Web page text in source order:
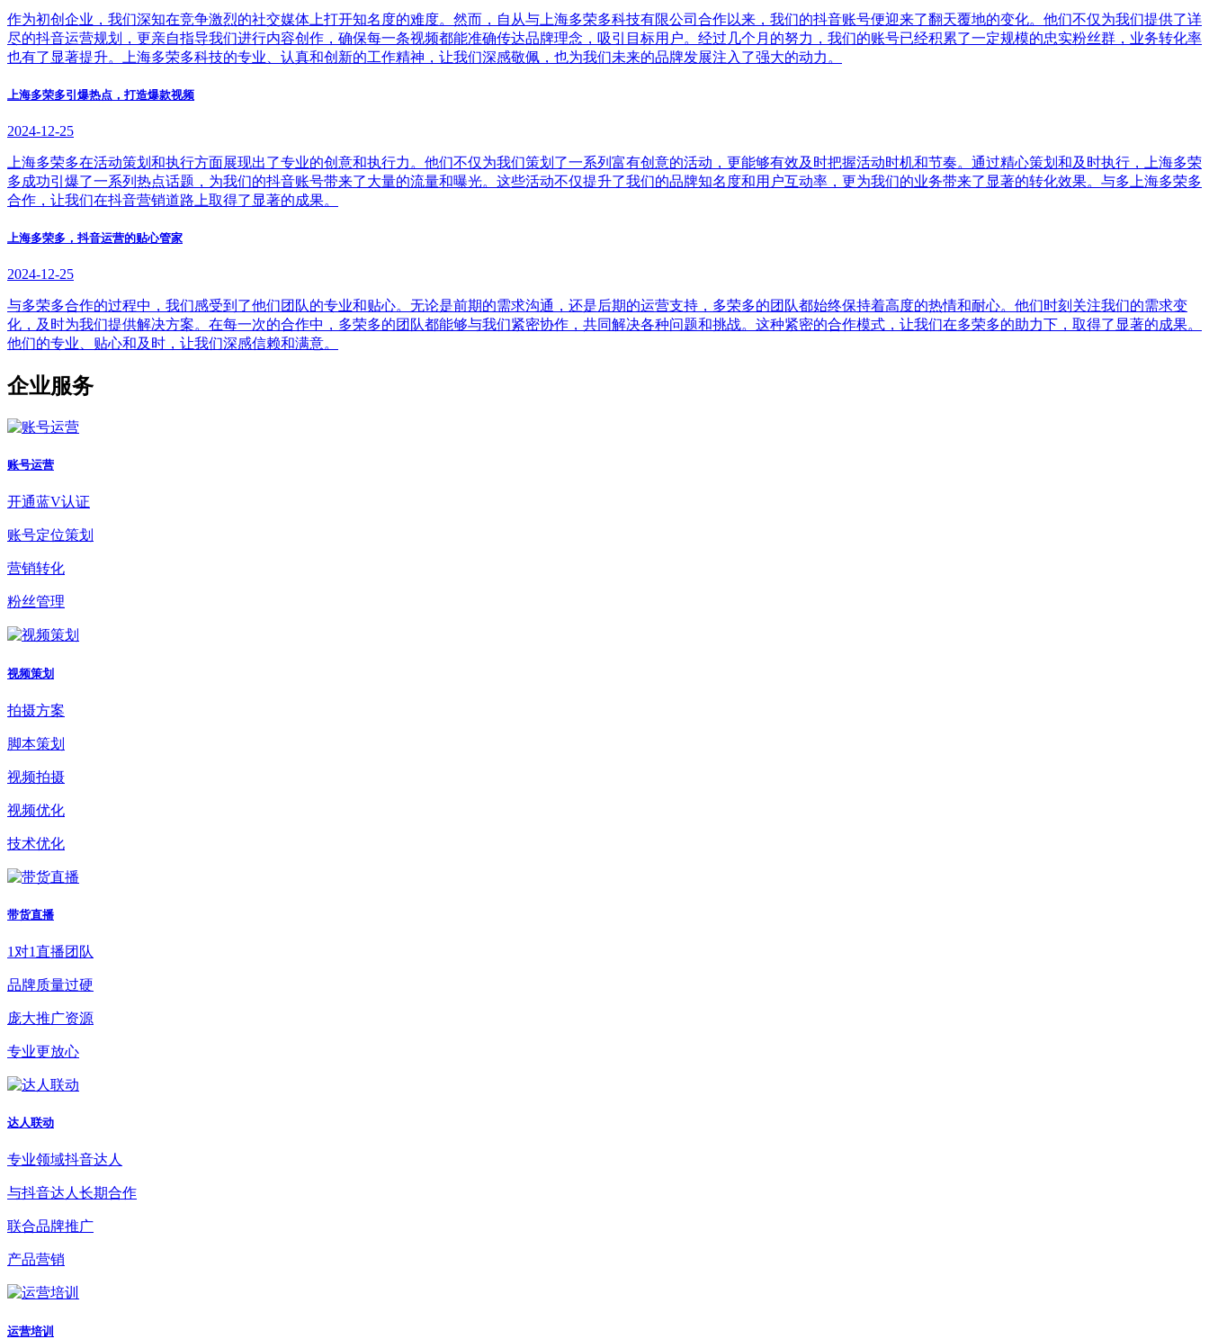
作为初创企业，我们深知在竞争激烈的社交媒体上打开知名度的难度。然而，自从与上海多荣多科技有限公司合作以来，我们的抖音账号便迎来了翻天覆地的变化。他们不仅为我们提供了详
尽的抖音运营规划，更亲自指导我们进行内容创作，确保每一条视频都能准确传达品牌理念，吸引目标用户。经过几个月的努力，我们的账号已经积累了一定规模的忠实粉丝群，业务转化率
也有了显著提升。上海多荣多科技的专业、认真和创新的工作精神，让我们深感敬佩，也为我们未来的品牌发展注入了强大的动力。
上海多荣多引爆热点，打造爆款视频
2024-12-25
上海多荣多在活动策划和执行方面展现出了专业的创意和执行力。他们不仅为我们策划了一系列富有创意的活动，更能够有效及时把握活动时机和节奏。通过精心策划和及时执行，上海多荣
多成功引爆了一系列热点话题，为我们的抖音账号带来了大量的流量和曝光。这些活动不仅提升了我们的品牌知名度和用户互动率，更为我们的业务带来了显著的转化效果。与多上海多荣多
合作，让我们在抖音营销道路上取得了显著的成果。
上海多荣多，抖音运营的贴心管家
2024-12-25
与多荣多合作的过程中，我们感受到了他们团队的专业和贴心。无论是前期的需求沟通，还是后期的运营支持，多荣多的团队都始终保持着高度的热情和耐心。他们时刻关注我们的需求变
化，及时为我们提供解决方案。在每一次的合作中，多荣多的团队都能够与我们紧密协作，共同解决各种问题和挑战。这种紧密的合作模式，让我们在多荣多的助力下，取得了显著的成果。
他们的专业、贴心和及时，让我们深感信赖和满意。
企业服务
账号运营
开通蓝V认证
账号定位策划
营销转化
粉丝管理
视频策划
拍摄方案
脚本策划
视频拍摄
视频优化
技术优化
带货直播
1对1直播团队
品牌质量过硬
庞大推广资源
专业更放心
达人联动
专业领域抖音达人
与抖音达人长期合作
联合品牌推广
产品营销
运营培训